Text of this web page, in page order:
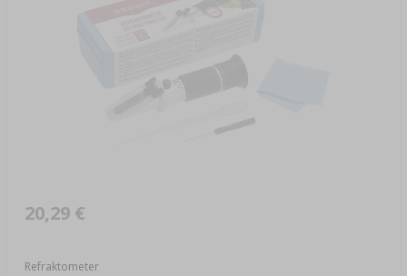
Refraktometer
20,29 €